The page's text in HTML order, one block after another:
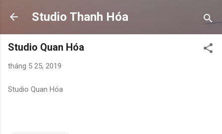
Chuyển đến nội dung chính
Studio Thanh Hóa
Studio Quan Hóa
tháng 5 25, 2019
Studio Quan Hóa